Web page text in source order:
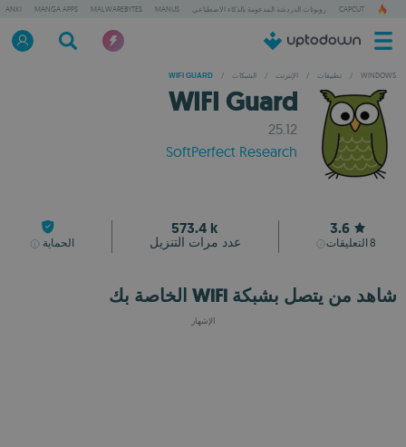
CAPCUT روبوتات الدردشة المدعومة بالذكاء الاصطناعي MANUS
MALWAREBYTES
MANGA APPS
ANKI
WINDOWS
/ تطبيقات / الإنترنت / الشبكات /
WIFI GUARD
WIFI Guard
25.12
SoftPerfect Research
3.6
8 التعليقات
573.4 k
عدد مرات التنزيل الحماية
شاهد من يتصل بشبكة WiFi الخاصة بك
الإشهار